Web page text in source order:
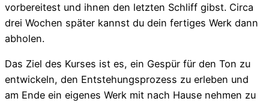
vorbereitest und ihnen den letzten Schliff gibst. Circa
drei Wochen später kannst du dein fertiges Werk dann
abholen.
Das Ziel des Kurses ist es, ein Gespür für den Ton zu
entwickeln, den Entstehungsprozess zu erleben und
am Ende ein eigenes Werk mit nach Hause nehmen zu